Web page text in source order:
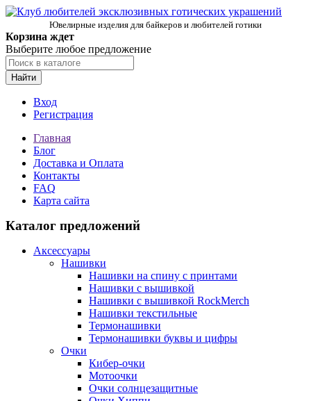
Ювелирные изделия для байкеров и любителей готики
Корзина ждет
Выберите любое предложение
Найти
Вход
Регистрация
Главная
Блог
Доставка и Оплата
Контакты
FAQ
Карта сайта
Каталог предложений
Аксессуары
Нашивки
Нашивки на спину с принтами
Нашивки с вышивкой
Нашивки с вышивкой RockMerch
Нашивки текстильные
Термонашивки
Термонашивки буквы и цифры
Очки
Кибер-очки
Мотоочки
Очки солнцезащитные